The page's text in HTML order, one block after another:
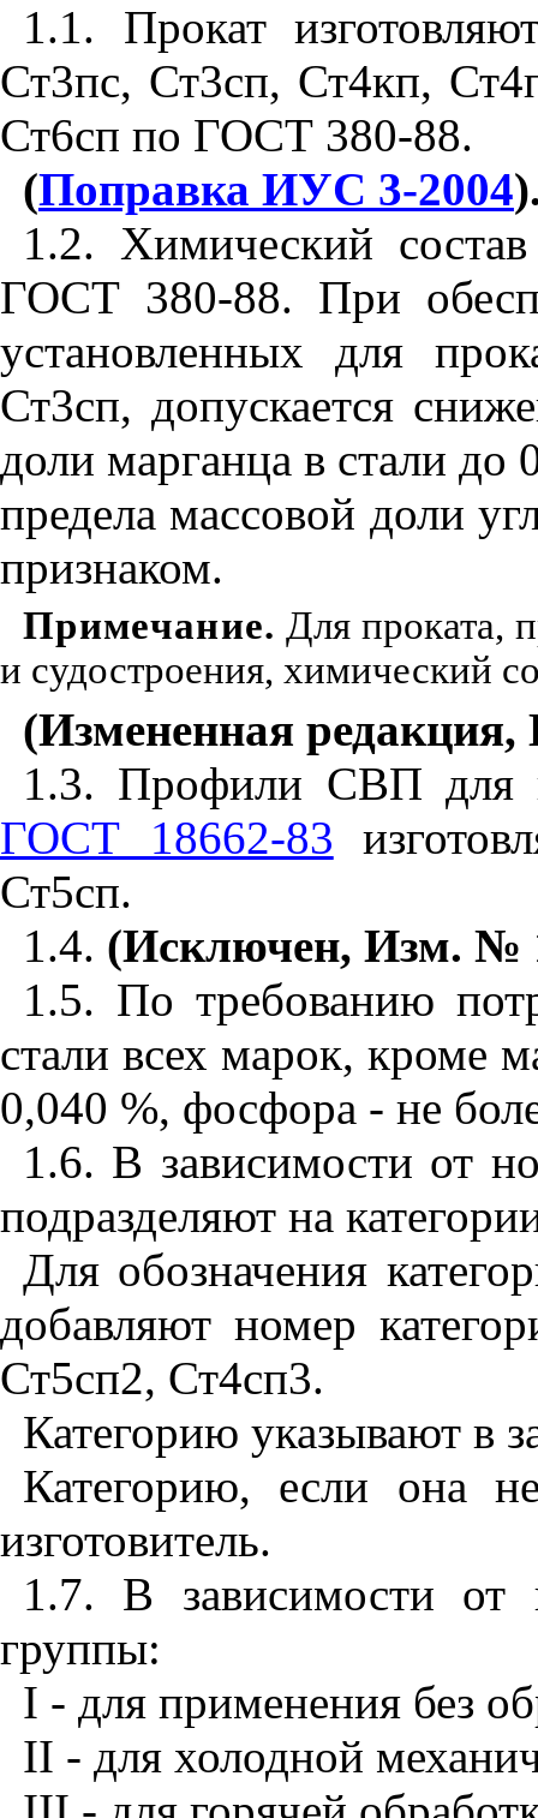
1.1. Прокат
Ст3пс, Ст3сп, Ст4кп,
Ст6сп по ГОСТ 380-88.
(Поправка ИУС 3-2004
1.2. Химический состав
ГОСТ 380-88. При
установленных для
Ст3сп, допускается
доли марганца в стали до
предела массовой доли
признаком.
Примечание. Для проката,
и судостроения, химический
(Измененная
1.3. Профили СВП для
ГОСТ 18662-83
Ст5сп.
1.4. (Исключен, Изм. №
1.5. По требованию
стали всех марок, кроме
0,040 %, фосфора - не
1.6. В зависимости от
подразделяют на
Для обозначения
добавляют номер
Ст5сп2, Ст4сп3.
Категорию указывают в
Категорию, если она
изготовитель.
1.7. В зависимости от
группы:
I - для применения без
II - для холодной